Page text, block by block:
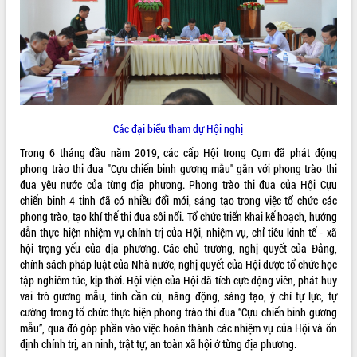
ĐIỂM TIN VĂN BẢN
QUY HOẠCH - KẾ HOẠCH
Các đại biểu tham dự Hội nghị
Trong 6 tháng đầu năm 2019, các cấp Hội trong Cụm đã phát động
phong trào thi đua "Cựu chiến binh gương mẫu" gắn với phong trào thi
đua yêu nước của từng địa phương. Phong trào thi đua của Hội Cựu
chiến binh 4 tỉnh đã có nhiều đổi mới, sáng tạo trong việc tổ chức các
phong trào, tạo khí thế thi đua sôi nổi. Tổ chức triển khai kế hoạch, hướng
dẫn thực hiện nhiệm vụ chính trị của Hội, nhiệm vụ, chỉ tiêu kinh tế - xã
hội trọng yếu của địa phương. Các chủ trương, nghị quyết của Đảng,
chính sách pháp luật của Nhà nước, nghị quyết của Hội được tổ chức học
tập nghiêm túc, kịp thời. Hội viện của Hội đã tích cực động viên, phát huy
vai trò gương mẫu, tính cần cù, năng động, sáng tạo, ý chí tự lực, tự
cường trong tổ chức thực hiện phong trào thi đua “Cựu chiến binh gương
mẫu”, qua đó góp phần vào việc hoàn thành các nhiệm vụ của Hội và ổn
định chính trị, an ninh, trật tự, an toàn xã hội ở từng địa phương.